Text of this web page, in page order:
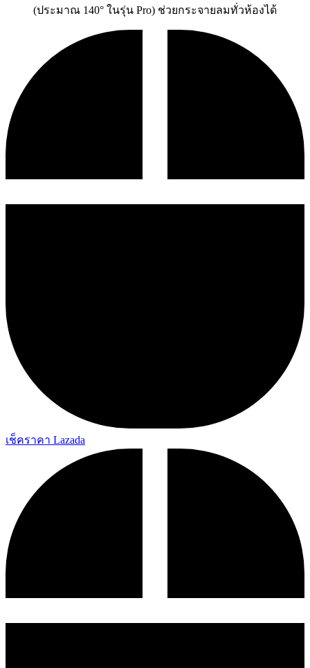
(ประมาณ 140° ในรุ่น Pro) ช่วยกระจายลมทั่วห้องได้
เช็คราคา Lazada